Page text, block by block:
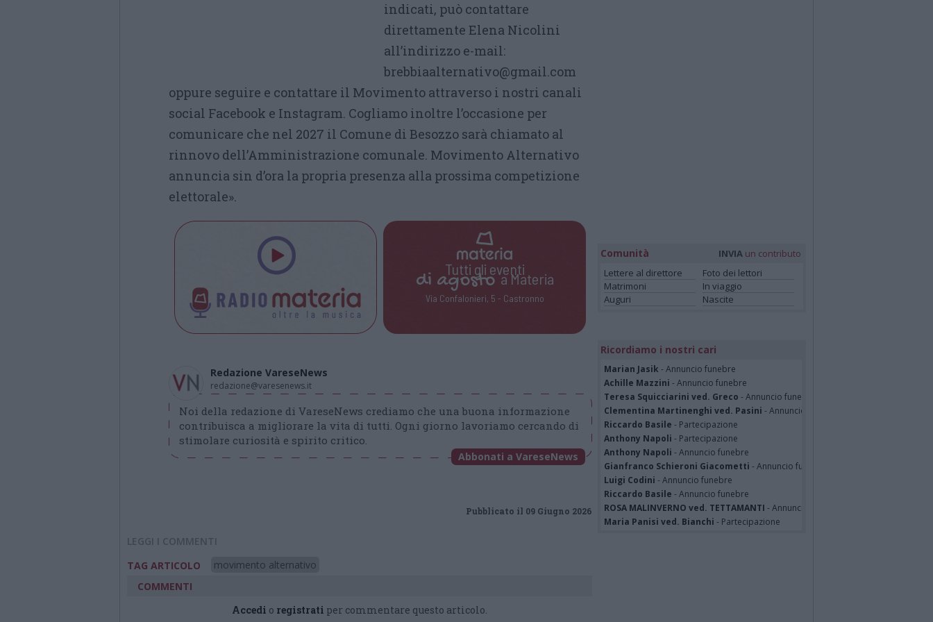
indicati, può contattare
direttamente Elena Nicolini
all’indirizzo e-mail:
brebbiaalternativo@gmail.com
oppure seguire e contattare il Movimento attraverso i nostri canali
social Facebook e Instagram. Cogliamo inoltre l’occasione per
comunicare che nel 2027 il Comune di Besozzo sarà chiamato al
rinnovo dell’Amministrazione comunale. Movimento Alternativo
annuncia sin d’ora la propria presenza alla prossima competizione
elettorale».
Tutti gli eventi
di agostoa Materia
Via Confalonieri, 5 - Castronno
Redazione VareseNews
redazione@varesenews.it
Noi della redazione di VareseNews crediamo che una buona informazione
contribuisca a migliorare la vita di tutti. Ogni giorno lavoriamo cercando di
stimolare curiosità e spirito critico.
Abbonati a VareseNews
Pubblicato il 09 Giugno 2026
LEGGI I COMMENTI
TAG ARTICOLO
movimento alternativo
COMMENTI
Accedi o registrati per commentare questo articolo.
Comunità INVIA un contributo
Lettere al direttore
Foto dei lettori
Matrimoni
In viaggio
Auguri
Nascite
Ricordiamo i nostri cari
Marian Jasik - Annuncio funebre
Achille Mazzini - Annuncio funebre
Teresa Squicciarini ved. Greco - Annuncio funebre
Clementina Martinenghi ved. Pasini - Annuncio funebre
Riccardo Basile - Partecipazione
Anthony Napoli - Partecipazione
Anthony Napoli - Annuncio funebre
Gianfranco Schieroni Giacometti - Annuncio funebre
Luigi Codini - Annuncio funebre
Riccardo Basile - Annuncio funebre
ROSA MALINVERNO ved. TETTAMANTI - Annuncio funebre
Maria Panisi ved. Bianchi - Partecipazione